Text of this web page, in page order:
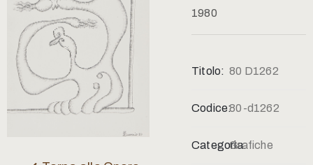
1980
Titolo: 80 D1262
Codice:80-d1262
Categoria:Grafiche